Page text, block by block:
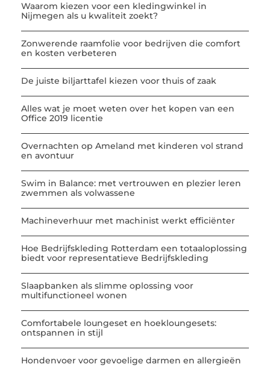
Waarom kiezen voor een kledingwinkel in
Nijmegen als u kwaliteit zoekt?
Zonwerende raamfolie voor bedrijven die comfort
en kosten verbeteren
De juiste biljarttafel kiezen voor thuis of zaak
Alles wat je moet weten over het kopen van een
Office 2019 licentie
Overnachten op Ameland met kinderen vol strand
en avontuur
Swim in Balance: met vertrouwen en plezier leren
zwemmen als volwassene
Machineverhuur met machinist werkt efficiënter
Hoe Bedrijfskleding Rotterdam een totaaloplossing
biedt voor representatieve Bedrijfskleding
Slaapbanken als slimme oplossing voor
multifunctioneel wonen
Comfortabele loungeset en hoekloungesets:
ontspannen in stijl
Hondenvoer voor gevoelige darmen en allergieën